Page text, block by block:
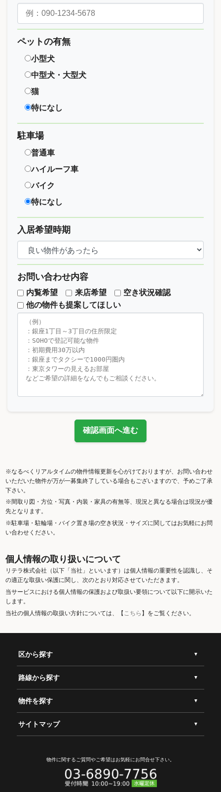
ペットの有無
小型犬
中型犬・大型犬
猫
特になし
駐車場
普通車
ハイルーフ車
バイク
特になし
入居希望時期
お問い合わせ内容
内覧希望 来店希望
空き状況確認
他の物件も提案してほしい
確認画面へ進む
※なるべくリアルタイムの物件情報更新を心がけておりますが、お問い合わせ
いただいた物件が万が一募集終了している場合もございますので、予めご了承
下さい。
※間取り図・方位・写真・内装・家具の有無等、現況と異なる場合は現況が優
先となります。
※駐車場・駐輪場・バイク置き場の空き状況・サイズに関してはお気軽にお問
い合わせください。
個人情報の取り扱いについて
リテラ株式会社（以下「当社」といいます）は個人情報の重要性を認識し、そ
の適正な取扱い保護に関し、次のとおり対応させていただきます。
当サービスにおける個人情報の保護および取扱い要領について以下に開示いた
します。
当社の個人情報の取扱い方針については、【こちら 】をご覧ください。
区から探す
路線から探す
物件を探す
サイトマップ
物件に関するご質問やご希望はお気軽にお問合せ下さい。